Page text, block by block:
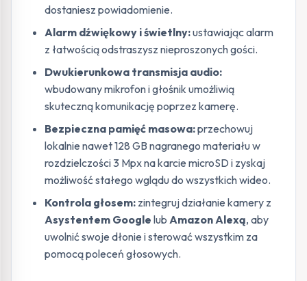
dostaniesz powiadomienie.
Alarm dźwiękowy i świetlny:ustawiając alarm
z łatwością odstraszysz nieproszonych gości.
Dwukierunkowa transmisja audio:
wbudowany mikrofon i głośnik umożliwią
skuteczną komunikację poprzez kamerę.
Bezpieczna pamięć masowa:przechowuj
lokalnie nawet 128 GB nagranego materiału w
rozdzielczości 3 Mpx na karcie microSD i zyskaj
możliwość stałego wglądu do wszystkich wideo.
Kontrola głosem: zintegruj działanie kamery z
Asystentem Google lub Amazon Alexą, aby
uwolnić swoje dłonie i sterować wszystkim za
pomocą poleceń głosowych.